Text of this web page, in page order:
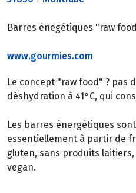
Barres énegétiques "raw
www.gourmies.com
Le concept "raw food" ? pas
déshydration à 41°C, qui
Les barres énergétiques
essentiellement à partir de
gluten, sans produits
vegan.